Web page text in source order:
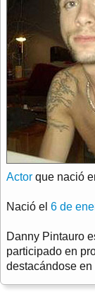
Actor que nació
Nació el 6 de
Danny Pintauro
participado en
destacándose